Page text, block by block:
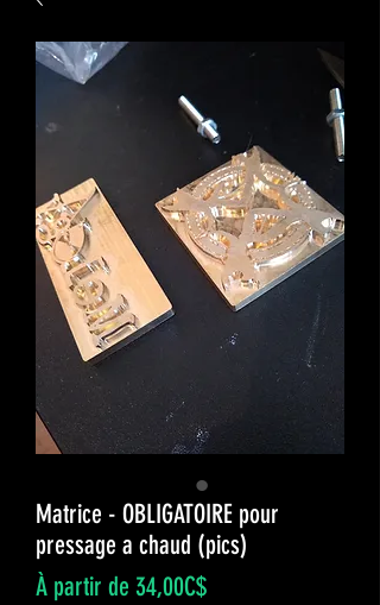
Matrice - OBLIGATOIRE pour
pressage a chaud (pics)
À partir de 34,00C$Prix